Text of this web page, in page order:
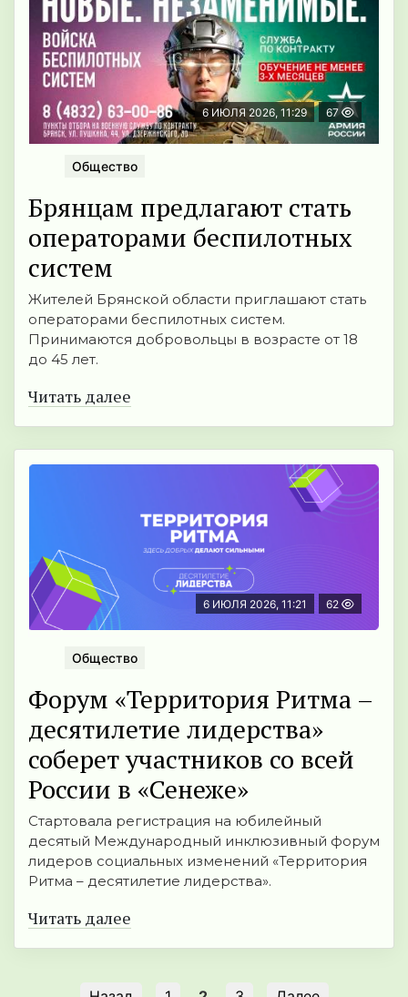
6 ИЮЛЯ 2026, 11:29 67
Общество
Брянцaм прeдлагают стать
оперaторами бeспилотных
систeм
Жителей Брянской области приглашают стать
операторами беспилотных систем.
Принимаются добровольцы в возрасте от 18
до 45 лет.
Читать далее
6 ИЮЛЯ 2026, 11:21 62
Общество
Форум «Территория Ритма –
десятилетие лидерства»
соберет участников со всей
России в «Сенеже»
Стартовала регистрация на юбилейный
десятый Международный инклюзивный форум
лидеров социальных изменений «Территория
Ритма – десятилетие лидерства».
Читать далее